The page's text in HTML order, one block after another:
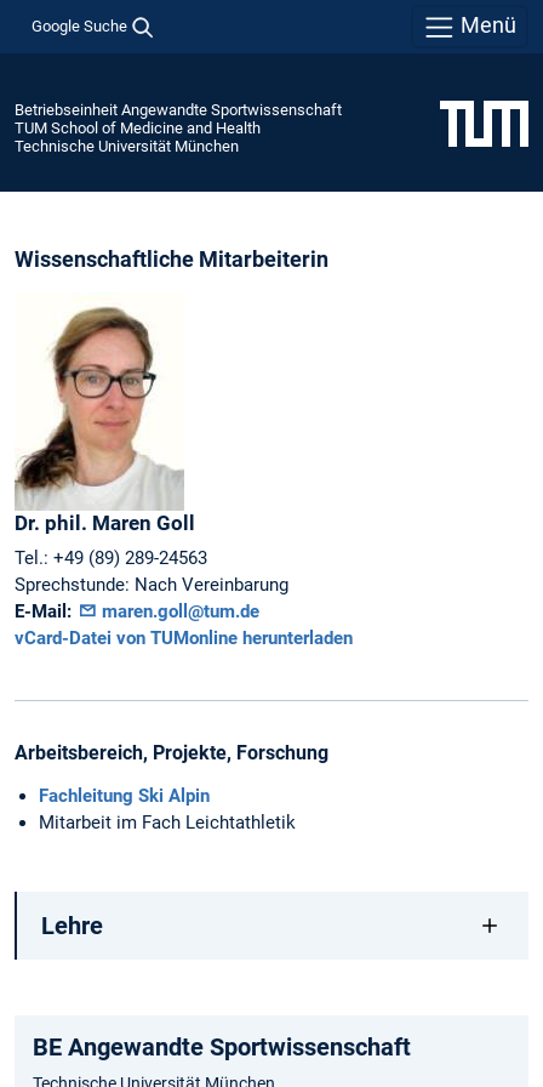
Google Suche Menü
Betriebseinheit Angewandte Sportwissenschaft
TUM School of Medicine and Health
Technische Universität München
Wissenschaftliche Mitarbeiterin
Dr. phil. Maren Goll
Tel.: +49 (89) 289-24563
Sprechstunde: Nach Vereinbarung
E-Mail:
maren.goll@tum.de
vCard-Datei von TUMonline herunterladen
Arbeitsbereich, Projekte, Forschung
Fachleitung Ski Alpin
Mitarbeit im Fach Leichtathletik
Lehre
BE Angewandte Sportwissenschaft
Technische Universität München